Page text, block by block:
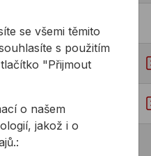
59,08 Kč
186,81 Kč 186,81 Kč
231,29 Kč
96,79 Kč
se všemi těmito
s použitím
"Přijmout
o našem
jakož i o